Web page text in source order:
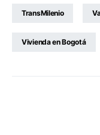
TransMilenio
Vivienda en Bogotá